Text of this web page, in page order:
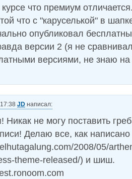
что премиум
что с "каруселькой" в
опубликовал
версии 2 (я не
версиями, не знаю на
JD написал:
Никак не могу поставить
Делаю все, как написано
2008/05/
theme-released/) и шиш.